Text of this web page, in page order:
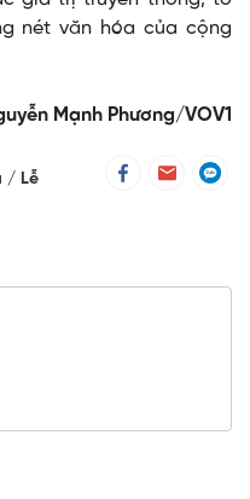
nét văn hóa của cộng
Mạnh Phương/VOV1
Lễ